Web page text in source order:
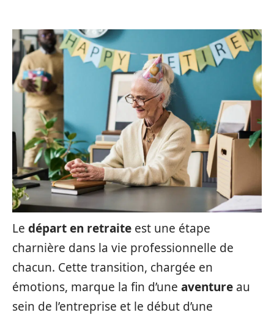
Le départ en retraite est une étape
charnière dans la vie professionnelle de
chacun. Cette transition, chargée en
émotions, marque la fin d’une aventure au
sein de l’entreprise et le début d’une